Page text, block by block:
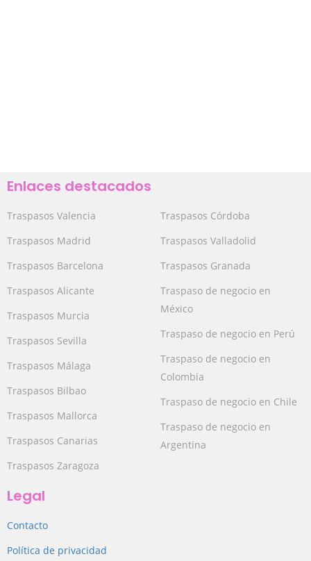
Enlaces destacados
Traspasos Valencia
Traspasos Madrid
Traspasos Barcelona
Traspasos Alicante
Traspasos Murcia
Traspasos Sevilla
Traspasos Málaga
Traspasos Bilbao
Traspasos Mallorca
Traspasos Canarias
Traspasos Zaragoza
Traspasos Córdoba
Traspasos Valladolid
Traspasos Granada
Traspaso de negocio en
México
Traspaso de negocio en Perú
Traspaso de negocio en
Colombia
Traspaso de negocio en Chile
Traspaso de negocio en
Argentina
Legal
Contacto
Política de privacidad